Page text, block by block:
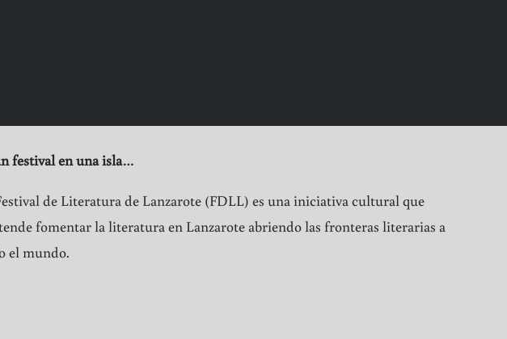
festival en una isla…
de Literatura de Lanzarote (FDLL) es una iniciativa cultural que
fomentar la literatura en Lanzarote abriendo las fronteras literarias a
el mundo.